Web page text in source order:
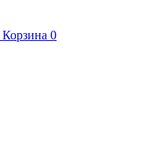
Корзина 0